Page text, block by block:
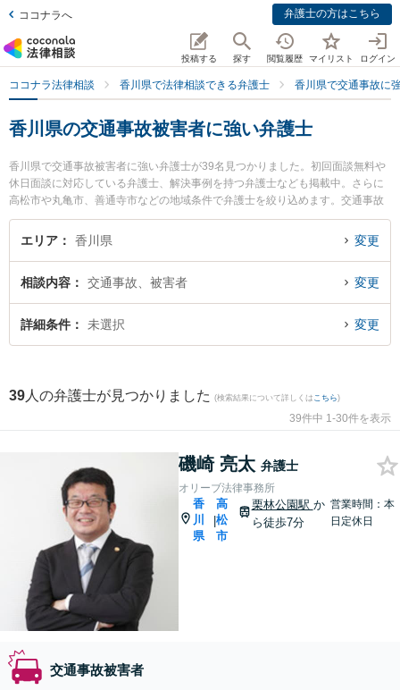
ココナラへ 弁護士の方はこちら
投稿する 探す 閲覧履歴 マイリスト ログイン
ココナラ法律相談 香川県で法律相談できる弁護士 香川県で交通事故に
香川県の交通事故被害者に強い弁護士
香川県で交通事故被害者に強い弁護士が39名見つかりました。初回面談無料や
休日面談に対応している弁護士、解決事例を持つ弁護士なども掲載中。さらに
高松市や丸亀市、善通寺市などの地域条件で弁護士を絞り込めます。交通事故
に関係する自動車事故やバイク事故、自転車事故等の細かな分野での絞り込み
検索もでき便利です。特にオリーブ法律事務所の磯崎 亮太弁護士や東京スター
『香川県で土日や夜間に発生した交通事故被害者のトラブルを今すぐに弁護士
に相談したい』『交通事故被害者のトラブル解決の実績豊富な近くの弁護士を
検索したい』『初回相談無料で交通事故被害者を法律相談できる香川県内の弁
エリア 香川県 変更
相談内容 交通事故、被害者 変更
詳細条件 未選択 変更
39 人の弁護士が見つかりました (検索結果について詳しくは こちら)
39件中 1-30件を表示
磯崎 亮太 弁護士
オリーブ法律事務所
香
川
県
|
高
松
市
栗林公園駅 か
ら徒歩7分
営業時間：本
日定休日
交通事故被害者